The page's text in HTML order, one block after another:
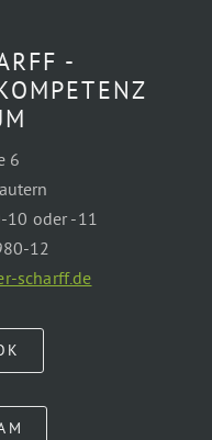
-
6
oder -11
12
scharff.de